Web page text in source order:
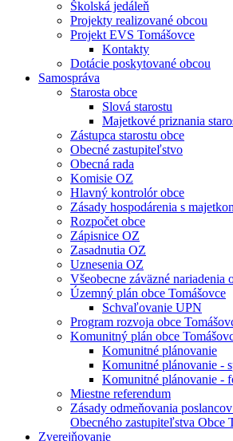
Školská jedáleň
Projekty realizované obcou
Projekt EVS Tomášovce
Kontakty
Dotácie poskytované obcou
Samospráva
Starosta obce
Slová starostu
Majetkové priznania
Zástupca starostu obce
Obecné zastupiteľstvo
Obecná rada
Komisie OZ
Hlavný kontrolór obce
Zásady hospodárenia s
Rozpočet obce
Zápisnice OZ
Zasadnutia OZ
Uznesenia OZ
Všeobecne záväzné nariadenia
Územný plán obce Tomášovce
Schvaľovanie UPN
Program rozvoja obce
Komunitný plán obce
Komunitné plánovanie
Komunitné plánovanie -
Komunitné plánovanie -
Miestne referendum
Zásady odmeňovania
Obecného zastupiteľstva Obce
Zverejňovanie